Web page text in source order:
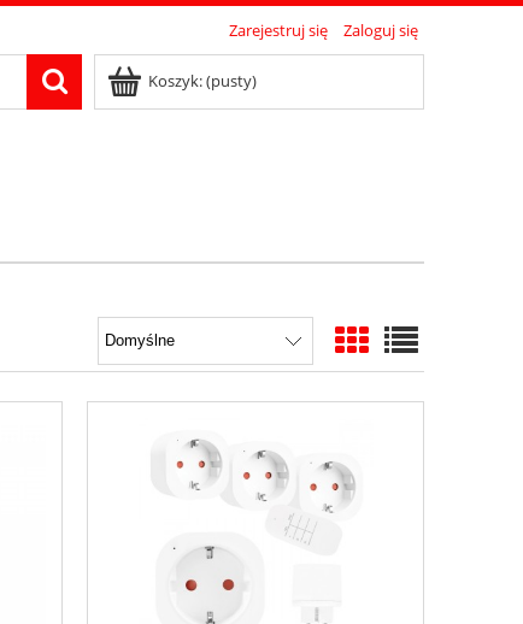
Zarejestruj się Zaloguj się
Koszyk:(pusty)